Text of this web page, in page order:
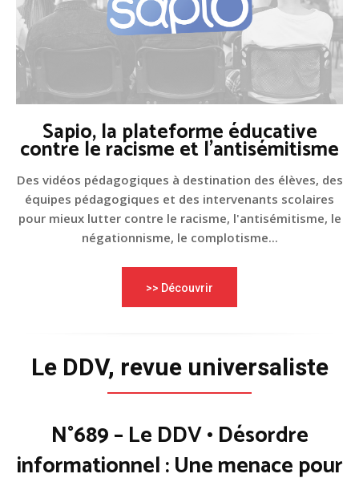
Sapio, la plateforme éducative
contre le racisme et l'antisémitisme
Des vidéos pédagogiques à destination des élèves, des
équipes pédagogiques et des intervenants scolaires
pour mieux lutter contre le racisme, l'antisémitisme, le
négationnisme, le complotisme...
>> Découvrir
Le DDV, revue universaliste
N°689 – Le DDV • Désordre
informationnel : Une menace pour